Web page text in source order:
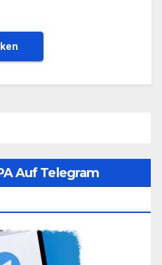
Auf Telegram